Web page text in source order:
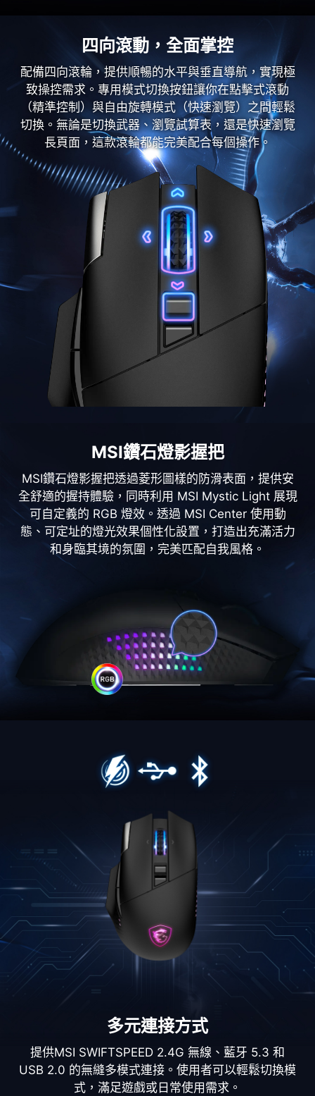
四向滾動，全面掌控
配備四向滾輪，提供順暢的水平與垂直導航，實現極
致操控需求。專用模式切換按鈕讓你在點擊式滾動
（精準控制）與自由旋轉模式（快速瀏覽）之間輕鬆
切換。無論是切換武器、瀏覽試算表，還是快速瀏覽
長頁面，這款滾輪都能完美配合每個操作。
MSI鑽石燈影握把
MSI鑽石燈影握把透過菱形圖樣的防滑表面，提供安
全舒適的握持體驗，同時利用 MSI Mystic Light 展現
可自定義的 RGB 燈效。透過 MSI Center 使用動
態、可定址的燈光效果個性化設置，打造出充滿活力
和身臨其境的氛圍，完美匹配自我風格。
多元連接方式
提供MSI SWIFTSPEED 2.4G 無線、藍牙 5.3 和
USB 2.0 的無縫多模式連接。使用者可以輕鬆切換模
式，滿足遊戲或日常使用需求。